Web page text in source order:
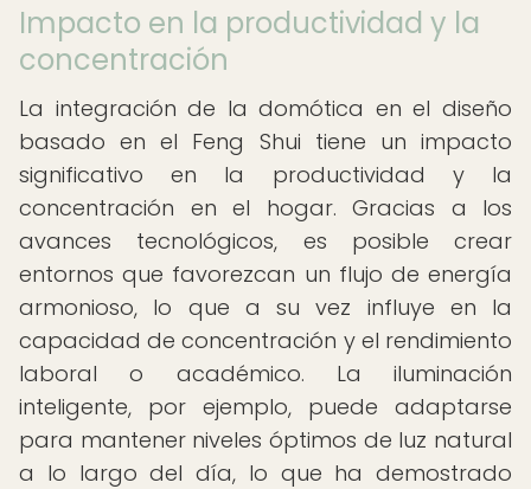
Impacto en la productividad y la
concentración
La integración de la domótica en el diseño
basado en el Feng Shui tiene un impacto
significativo en la productividad y la
concentración en el hogar. Gracias a los
avances tecnológicos, es posible crear
entornos que favorezcan un flujo de energía
armonioso, lo que a su vez influye en la
capacidad de concentración y el rendimiento
laboral o académico. La iluminación
inteligente, por ejemplo, puede adaptarse
para mantener niveles óptimos de luz natural
a lo largo del día, lo que ha demostrado